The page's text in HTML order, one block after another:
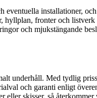
installationer,
fronter och
och mjukstängande
underhåll. Med tydlig
och garanti enligt
skisser, så